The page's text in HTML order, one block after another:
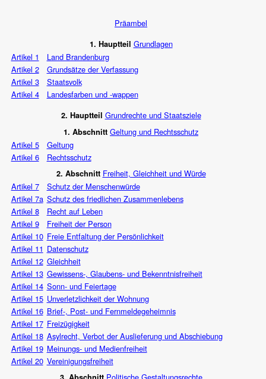
Präambel
1. Hauptteil Grundlagen
Artikel 1
Land Brandenburg
Artikel 2
Grundsätze der Verfassung
Artikel 3
Staatsvolk
Artikel 4
Landesfarben und -wappen
2. Hauptteil Grundrechte und Staatsziele
1. Abschnitt Geltung und Rechtsschutz
Artikel 5
Geltung
Artikel 6
Rechtsschutz
2. Abschnitt Freiheit, Gleichheit und Würde
Artikel 7
Schutz der Menschenwürde
Artikel 7a Schutz des friedlichen Zusammenlebens
Artikel 8
Recht auf Leben
Artikel 9
Freiheit der Person
Artikel 10 Freie Entfaltung der Persönlichkeit
Artikel 11 Datenschutz
Artikel 12 Gleichheit
Artikel 13 Gewissens-, Glaubens- und Bekenntnisfreiheit
Artikel 14 Sonn- und Feiertage
Artikel 15 Unverletzlichkeit der Wohnung
Artikel 16 Brief-, Post- und Fernmeldegeheimnis
Artikel 17 Freizügigkeit
Artikel 18 Asylrecht, Verbot der Auslieferung und Abschiebung
Artikel 19 Meinungs- und Medienfreiheit
Artikel 20 Vereinigungsfreiheit